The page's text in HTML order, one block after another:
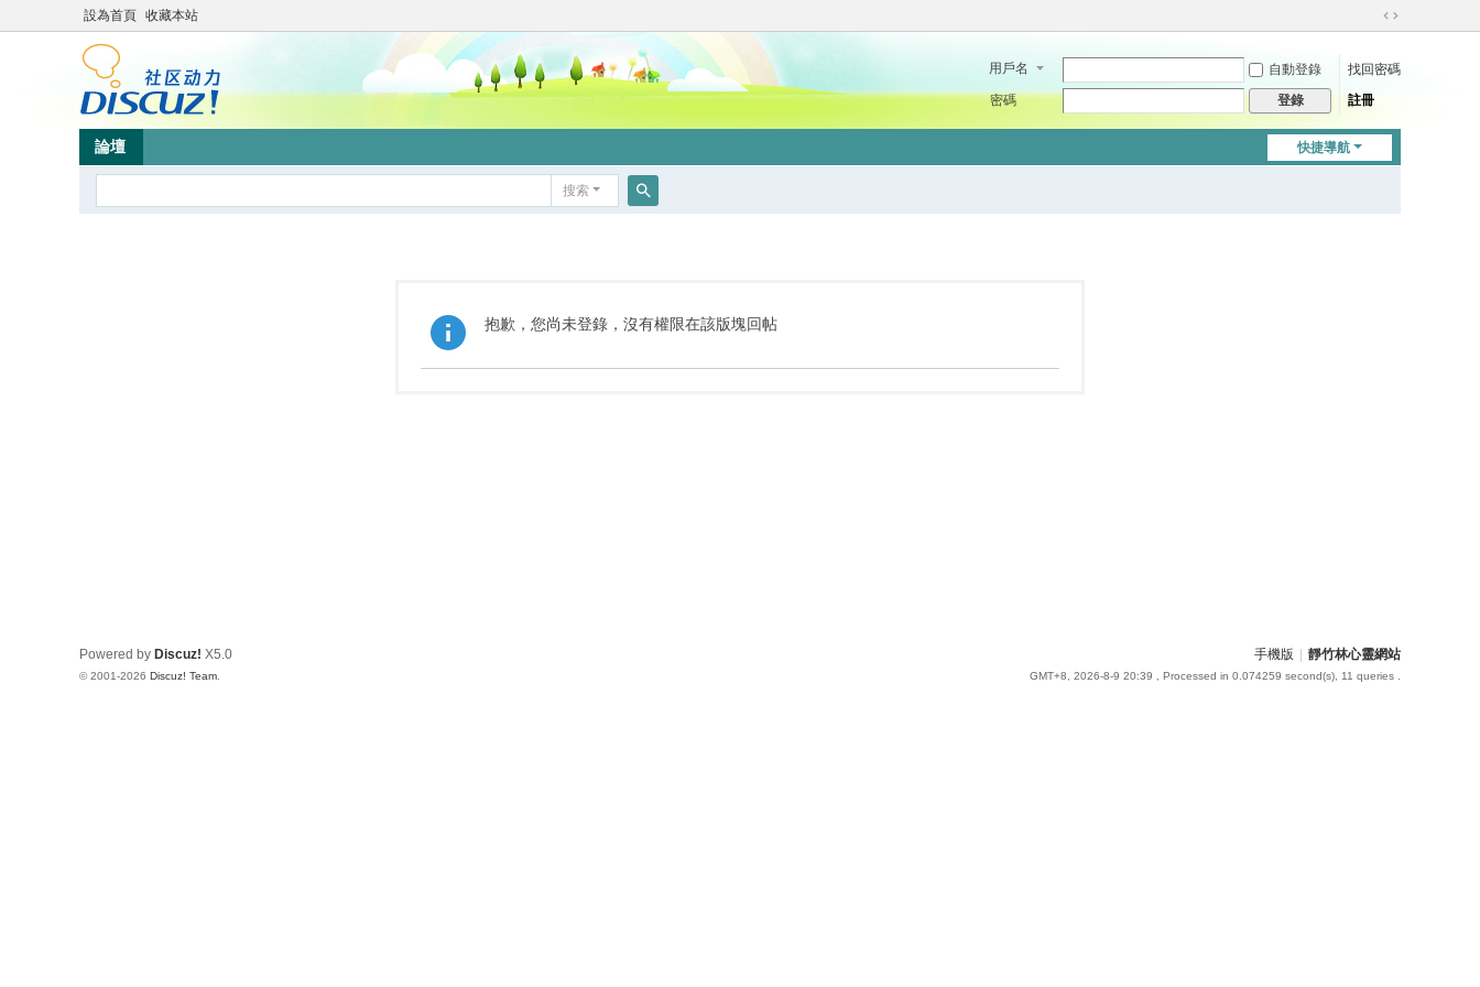
設為首頁 收藏本站
切
到
用戶名 自動登錄
找回密碼
密碼
登錄 註冊
快捷導航
論壇
搜索
抱歉，您尚未登錄，沒有權限在該版塊回帖
手機版 靜竹林心靈網站
GMT+8, 2026-8-9 20:39 , Processed in 0.074259 second(s), 11 queries .
Powered by Discuz! X5.0
© 2001-2026 Discuz! Team